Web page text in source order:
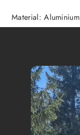
Material: Aluminium